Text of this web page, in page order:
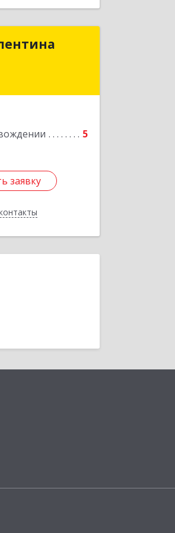
5
заявку
Валентина
заявку